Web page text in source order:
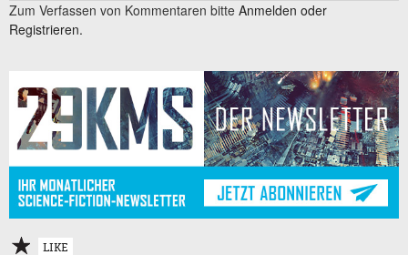
Zum Verfassen von Kommentaren bitte Anmelden oder
Registrieren.
LIKE